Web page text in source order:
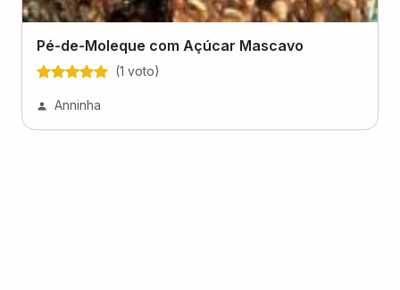
Pé-de-Moleque com Açúcar Mascavo
(1 voto)
Anninha